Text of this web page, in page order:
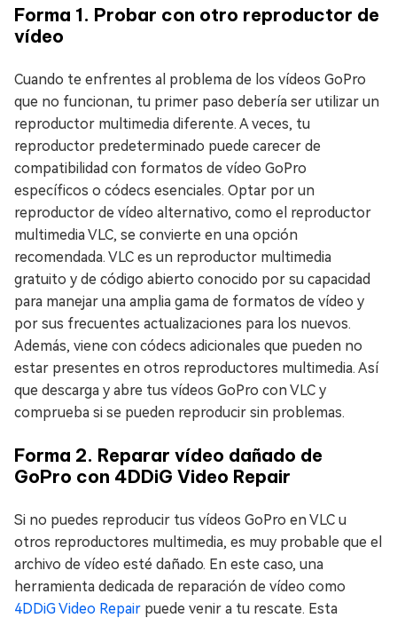
Forma 1. Probar con otro reproductor de
vídeo
Cuando te enfrentes al problema de los vídeos GoPro
que no funcionan, tu primer paso debería ser utilizar un
reproductor multimedia diferente. A veces, tu
reproductor predeterminado puede carecer de
compatibilidad con formatos de vídeo GoPro
específicos o códecs esenciales. Optar por un
reproductor de vídeo alternativo, como el reproductor
multimedia VLC, se convierte en una opción
recomendada. VLC es un reproductor multimedia
gratuito y de código abierto conocido por su capacidad
para manejar una amplia gama de formatos de vídeo y
por sus frecuentes actualizaciones para los nuevos.
Además, viene con códecs adicionales que pueden no
estar presentes en otros reproductores multimedia. Así
que descarga y abre tus vídeos GoPro con VLC y
comprueba si se pueden reproducir sin problemas.
Forma 2. Reparar vídeo dañado de
GoPro con 4DDiG Video Repair
Si no puedes reproducir tus vídeos GoPro en VLC u
otros reproductores multimedia, es muy probable que el
archivo de vídeo esté dañado. En este caso, una
herramienta dedicada de reparación de vídeo como
4DDiG Video Repair puede venir a tu rescate. Esta